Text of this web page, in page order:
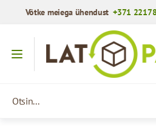
Võtke meiega ühendust+371